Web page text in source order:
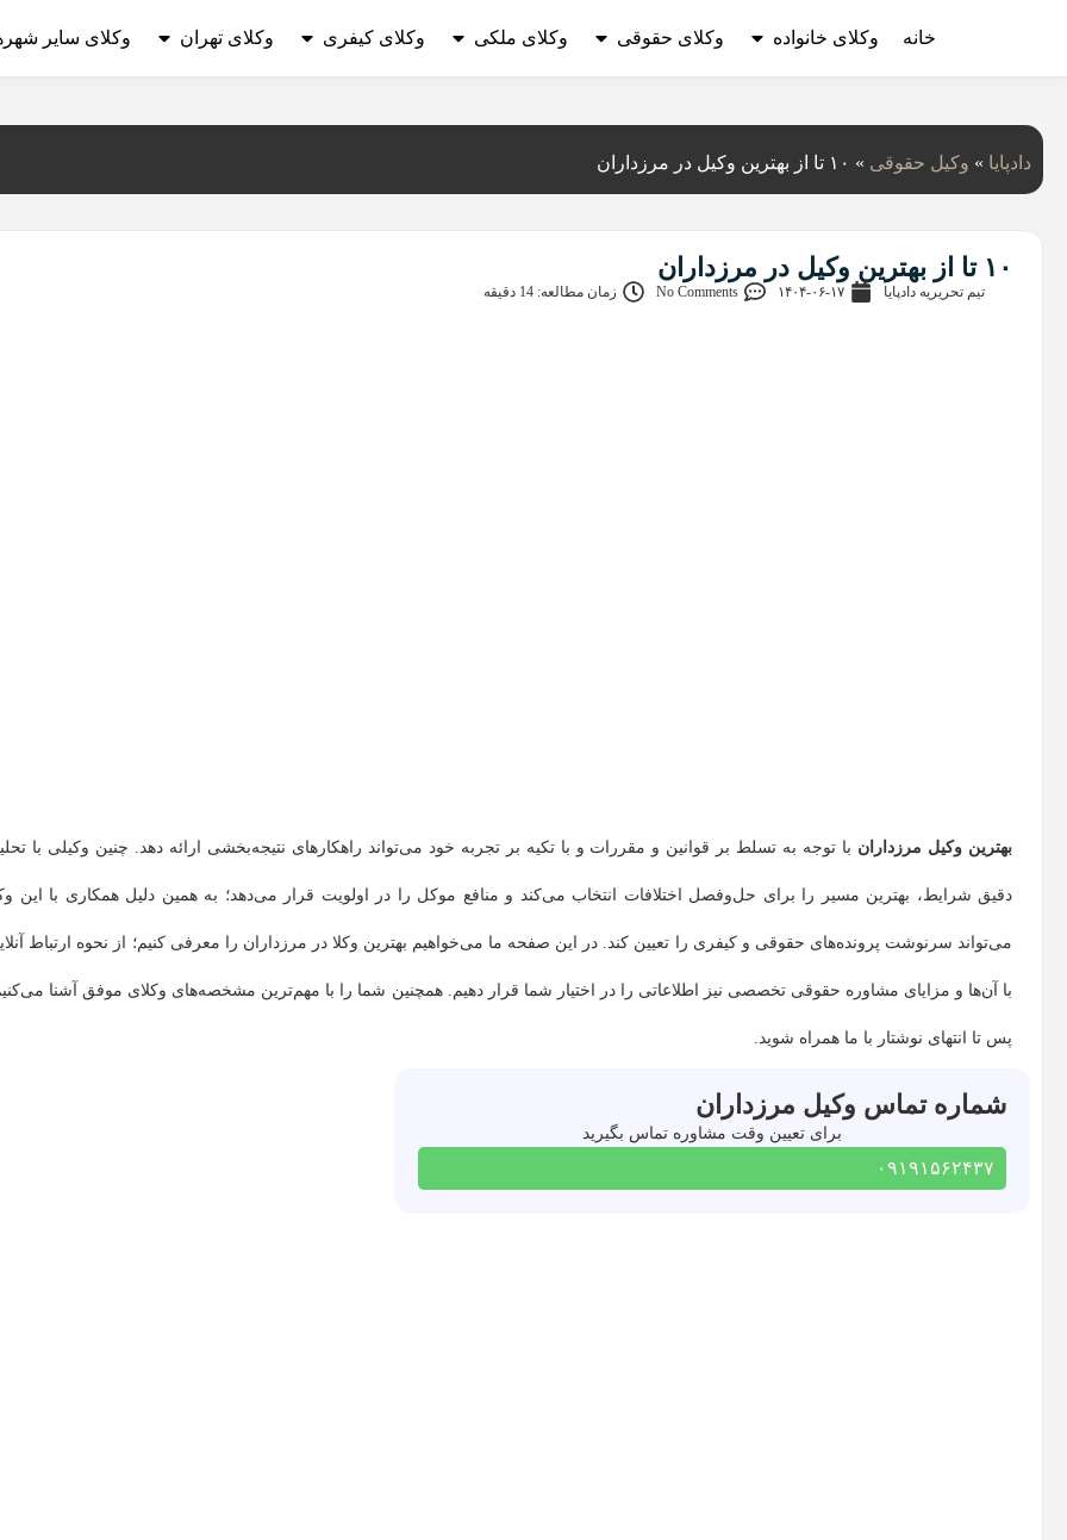
خانه وکلای خانواده وکلای حقوقی وکلای ملکی وکلای کیفری وکلای تهران وکلای سایر
دادپایا » وکیل حقوقی » ۱۰ تا از بهترین وکیل در مرزداران
۱۰ تا از بهترین وکیل در مرزداران
تیم تحریریه دادپایا ۱۴۰۴-۰۶-۱۷ No Comments زمان مطالعه: 14 دقیقه
بهترین وکیل مرزداران با توجه به تسلط بر قوانین و مقررات و با تکیه بر تجربه خود می‌تواند راهکارهای نتیجه‌بخشی ارائه دهد. چنین وکیلی با
دقیق شرایط، بهترین مسیر را برای حل‌وفصل اختلافات انتخاب می‌کند و منافع موکل را در اولویت قرار می‌دهد؛ به همین دلیل همکاری با این
می‌تواند سرنوشت پرونده‌های حقوقی و کیفری را تعیین کند. در این صفحه ما می‌خواهیم بهترین وکلا در مرزداران را معرفی کنیم؛ از نحوه ارتباط
با آن‌ها و مزایای مشاوره حقوقی تخصصی نیز اطلاعاتی را در اختیار شما قرار دهیم. همچنین شما را با مهم‌ترین مشخصه‌های وکلای موفق آشنا
پس تا انتهای نوشتار با ما همراه شوید.
شماره تماس وکیل مرزداران
برای تعیین وقت مشاوره تماس بگیرید
۰۹۱۹۱۵۶۲۴۳۷